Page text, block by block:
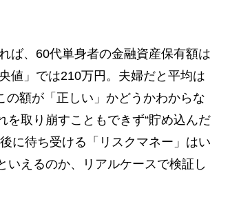
ば、60代単身者の金融資産保有額は
値」では210万円。夫婦だと平均は
額が「正しい」かどうかわからな
取り崩すこともできず“貯め込んだ
に待ち受ける「リスクマネー」はい
いえるのか、リアルケースで検証し